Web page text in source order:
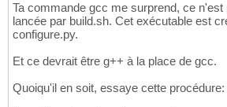
Ta commande gcc me surprend, ce n'est
lancée par build.sh. Cet exécutable est
configure.py.
Et ce devrait être g++ à la place de gcc.
Quoiqu'il en soit, essaye cette procédure: